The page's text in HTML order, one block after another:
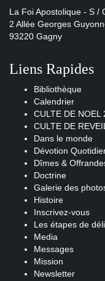
La Foi Apostolique - S /
2 Allée Georges
93220 Gagny
Liens Rapides
Bibliothèque
Calendrier
CULTE DE NOEL
CULTE DE
Dans le monde
Dévotion
Dîmes &
Doctrine
Galerie des
Histoire
Inscrivez-vous
Les étapes de
Media
Messages
Mission
Newsletter